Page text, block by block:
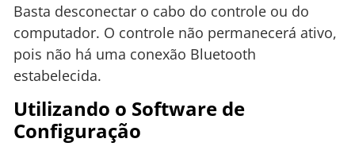
Basta desconectar o cabo do controle ou do
computador. O controle não permanecerá ativo,
pois não há uma conexão Bluetooth
estabelecida.
Utilizando o Software de
Configuração